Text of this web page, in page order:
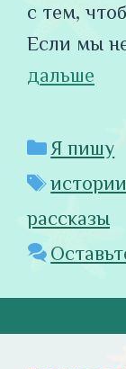
с тем,
Если мы
дальше
Рубрики
Я пишу
Метки
рассказы